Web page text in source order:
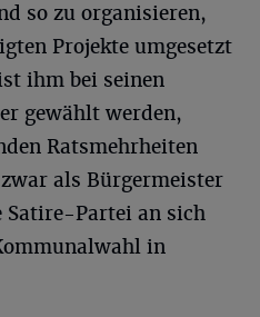
so zu organisieren,
Projekte umgesetzt
ihm bei seinen
gewählt werden,
Ratsmehrheiten
als Bürgermeister
Satire-Partei an sich
in